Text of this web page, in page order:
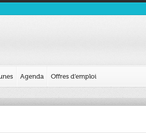
Agenda Offres d’emploi